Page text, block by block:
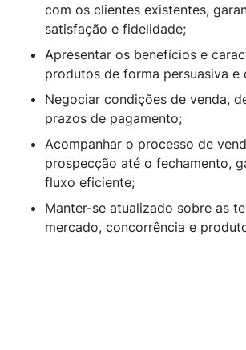
com os clientes existentes,
satisfação e fidelidade;
Apresentar os benefícios e
produtos de forma persuasiva e
Negociar condições de venda,
prazos de pagamento;
Acompanhar o processo de
prospecção até o fechamento,
fluxo eficiente;
Manter-se atualizado sobre as
mercado, concorrência e